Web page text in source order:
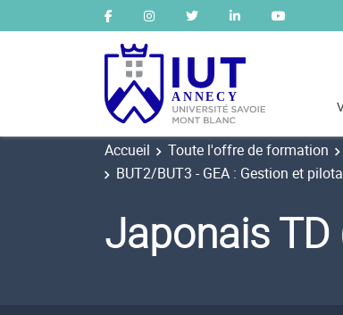
Accueil Toute l'offre de formation
BUT2/BUT3 - GEA : Gestion et
Japonais TD